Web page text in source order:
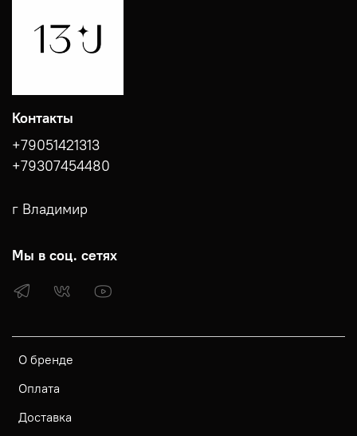
О бренде
Оплата
Доставка
Контакты
+79051421313
+79307454480
г Владимир
Мы в соц. сетях